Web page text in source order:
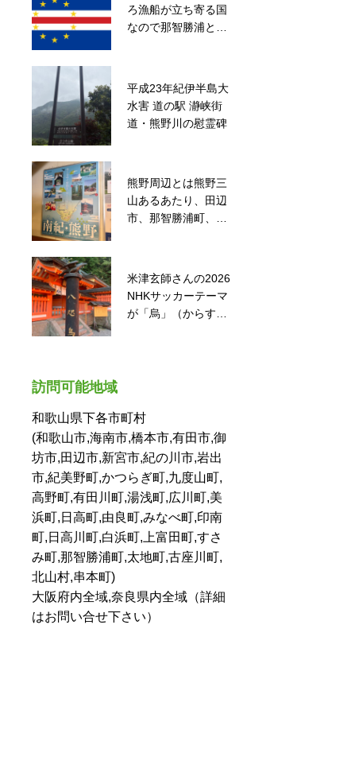
ろ漁船が立ち寄る国
なので那智勝浦と姉
平成23年紀伊半島大
水害 道の駅 瀞峡街
道・熊野川の慰霊碑
熊野周辺とは熊野三
山あるあたり、田辺
市、那智勝浦町、新
米津玄師さんの2026
NHKサッカーテーマ
が「烏」（からす）
の一本杉は那智大社
を向いている話
白良浜にある熊野三
所神社さんでのおま
いり
採用基準はイケメン
採用言ったら笑いが
取れた話
ブルーロックの潔世
一お守りが比叡山延
暦寺とコラボレーシ
訪問可能地域
和歌山県下各市町村
(和歌山市,海南市,橋本市,有田市,御
坊市,田辺市,新宮市,紀の川市,岩出
市,紀美野町,かつらぎ町,九度山町,
高野町,有田川町,湯浅町,広川町,美
浜町,日高町,由良町,みなべ町,印南
町,日高川町,白浜町,上富田町,すさ
み町,那智勝浦町,太地町,古座川町,
北山村,串本町)
大阪府内全域,奈良県内全域（詳細
はお問い合せ下さい）